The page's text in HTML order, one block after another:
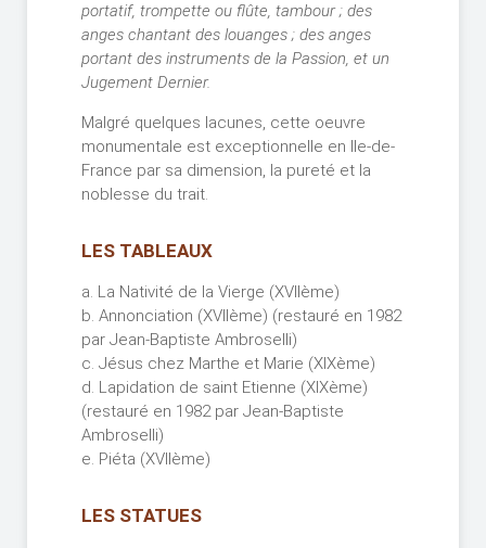
portatif, trompette ou flûte, tambour ; des
anges chantant des louanges ; des anges
portant des instruments de la Passion, et un
Jugement Dernier.
Malgré quelques lacunes, cette oeuvre
monumentale est exceptionnelle en Ile-de-
France par sa dimension, la pureté et la
noblesse du trait.
LES TABLEAUX
a. La Nativité de la Vierge (XVIIème)
b. Annonciation (XVIIème) (restauré en 1982
par Jean-Baptiste Ambroselli)
c. Jésus chez Marthe et Marie (XIXème)
d. Lapidation de saint Etienne (XIXème)
(restauré en 1982 par Jean-Baptiste
Ambroselli)
e. Piéta (XVIIème)
LES STATUES